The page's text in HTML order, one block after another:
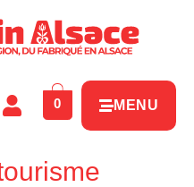
0 MENU